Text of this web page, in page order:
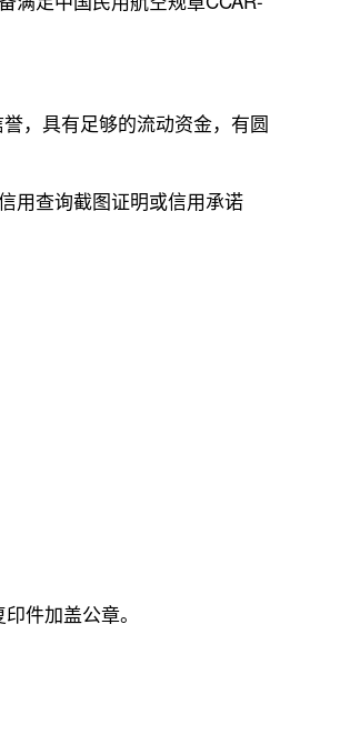
，具有足够的流动资金，有圆
用查询截图证明或信用承诺
件加盖公章。